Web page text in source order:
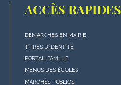
ACCÈS RAPIDES
Menu
"Accès
rapides"
en
DÉMARCHES EN MAIRIE
TITRES D'IDENTITÉ
PORTAIL FAMILLE
MENUS DES ÉCOLES
MARCHÉS PUBLICS